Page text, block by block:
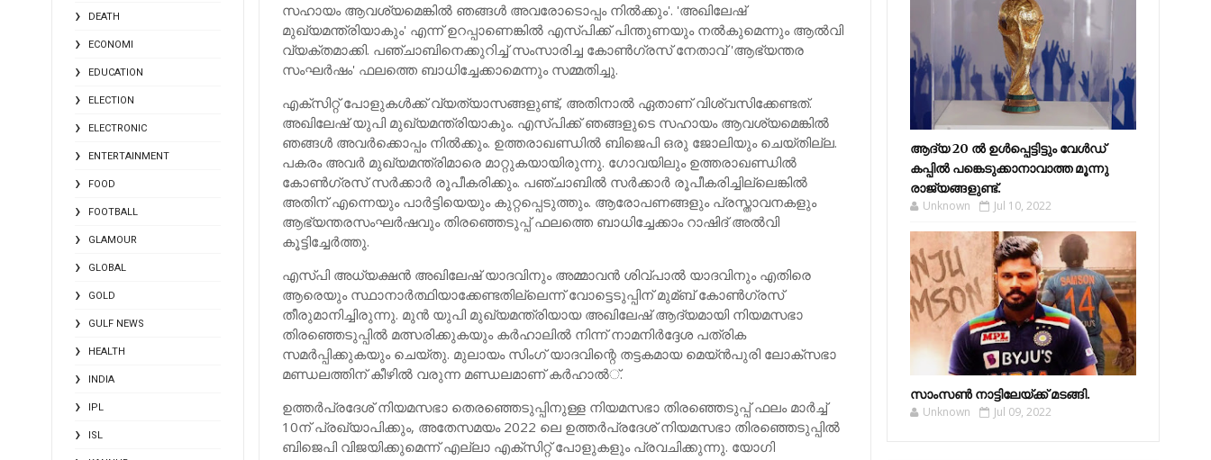
DEATH
ECONOMI
EDUCATION
ELECTION
ELECTRONIC
ENTERTAINMENT
FOOD
FOOTBALL
GLAMOUR
GLOBAL
GOLD
GULF NEWS
HEALTH
INDIA
IPL
ISL
സഹായം ആവശ്യമെങ്കില്‍ ഞങ്ങള്‍ അവരോടൊപ്പം നില്‍ക്കും'. 'അഖിലേഷ്
മുഖ്യമന്ത്രിയാകും' എന്ന് ഉറപ്പാണെങ്കില്‍ എസ്പിക്ക് പിന്തുണയും നല്‍കുമെന്നും ആല്‍വി
വ്യക്തമാക്കി. പഞ്ചാബിനെക്കുറിച്ച്‌ സംസാരിച്ച കോണ്‍ഗ്രസ് നേതാവ് 'ആഭ്യന്തര
സംഘര്‍ഷം' ഫലത്തെ ബാധിച്ചേക്കാമെന്നും സമ്മതിച്ചു.
എക്‌സിറ്റ് പോളുകള്‍ക്ക് വ്യത്യാസങ്ങളുണ്ട്, അതിനാല്‍ ഏതാണ് വിശ്വസിക്കേണ്ടത്.
അഖിലേഷ് യുപി മുഖ്യമന്ത്രിയാകും. എസ്പിക്ക് ഞങ്ങളുടെ സഹായം ആവശ്യമെങ്കില്‍
ഞങ്ങള്‍ അവര്‍ക്കൊപ്പം നില്‍ക്കും. ഉത്തരാഖണ്ഡില്‍ ബിജെപി ഒരു ജോലിയും ചെയ്തില്ല.
പകരം അവര്‍ മുഖ്യമന്ത്രിമാരെ മാറ്റുകയായിരുന്നു. ഗോവയിലും ഉത്തരാഖണ്ഡില്‍
കോണ്‍ഗ്രസ് സര്‍ക്കാര്‍ രൂപീകരിക്കും. പഞ്ചാബില്‍ സര്‍ക്കാര്‍ രൂപീകരിച്ചില്ലെങ്കില്‍
അതിന് എന്നെയും പാര്‍ട്ടിയെയും കുറ്റപ്പെടുത്തും. ആരോപണങ്ങളും പ്രസ്താവനകളും
ആഭ്യന്തരസംഘര്‍ഷവും തിരഞ്ഞെടുപ്പ് ഫലത്തെ ബാധിച്ചേക്കാം റാഷിദ് അല്‍വി
കൂട്ടിച്ചേര്‍ത്തു.
എസ്പി അധ്യക്ഷന്‍ അഖിലേഷ് യാദവിനും അമ്മാവന്‍ ശിവ്പാല്‍ യാദവിനും എതിരെ
ആരെയും സ്ഥാനാര്‍ത്ഥിയാക്കേണ്ടതില്ലെന്ന് വോട്ടെടുപ്പിന് മുമ്ബ് കോണ്‍ഗ്രസ്
തീരുമാനിച്ചിരുന്നു. മുന്‍ യുപി മുഖ്യമന്ത്രിയായ അഖിലേഷ് ആദ്യമായി നിയമസഭാ
തിരഞ്ഞെടുപ്പില്‍ മത്സരിക്കുകയും കര്‍ഹാലില്‍ നിന്ന് നാമനിര്‍ദ്ദേശ പത്രിക
സമര്‍പ്പിക്കുകയും ചെയ്തു. മുലായം സിംഗ് യാദവിന്റെ തട്ടകമായ മെയ്ന്‍പുരി ലോക്‌സഭാ
മണ്ഡലത്തിന് കീഴില്‍ വരുന്ന മണ്ഡലമാണ് കര്‍ഹാല്‍്.
ഉത്തര്‍പ്രദേശ് നിയമസഭാ തെരഞ്ഞെടുപ്പിനുള്ള നിയമസഭാ തിരഞ്ഞെടുപ്പ് ഫലം മാര്‍ച്ച്‌
10ന് പ്രഖ്യാപിക്കും, അതേസമയം 2022 ലെ ഉത്തര്‍പ്രദേശ് നിയമസഭാ തിരഞ്ഞെടുപ്പില്‍
ബിജെപി വിജയിക്കുമെന്ന് എല്ലാ എക്‌സിറ്റ് പോളുകളും പ്രവചിക്കുന്നു. യോഗി
ആദ്യ 20 ല്‍ ഉള്‍പ്പെട്ടിട്ടും വേള്‍ഡ്
കപ്പില്‍ പങ്കെടുക്കാനാവാത്ത മൂന്നു
രാജ്യങ്ങളുണ്ട്.
Unknown Jul 10, 2022
സാംസണ്‍ നാട്ടിലേയ്‌ക്ക് മടങ്ങി.
Unknown Jul 09, 2022